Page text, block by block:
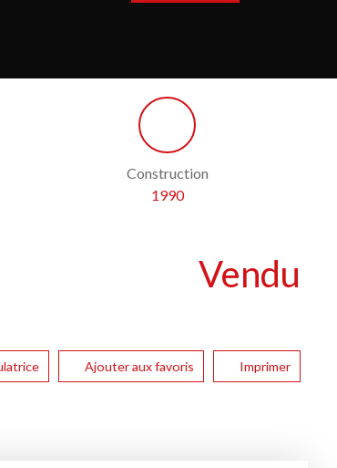
Construction
1990
Vendu
Ajouter aux favoris Imprimer